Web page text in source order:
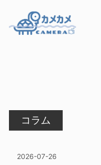
コラム
2026-07-26